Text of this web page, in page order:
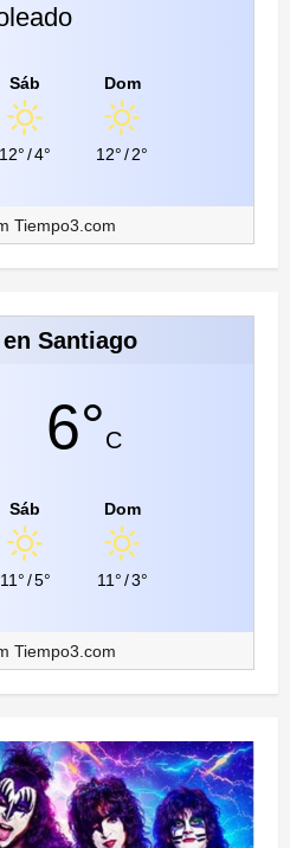
Sáb
12°/4°
Dom
12°/2°
Tiempo3.com
Santiago
6°C
Sáb
11°/5°
Dom
11°/3°
Tiempo3.com